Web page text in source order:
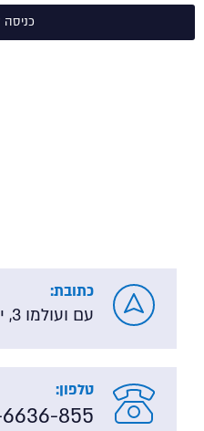
כניסה
כתובת:
עם ועולמו 3, ירושלים
טלפון:
855